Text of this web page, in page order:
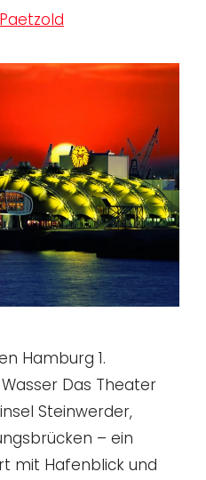
Hamburg 1.
Das Theater
Steinwerder,
– ein
mit Hafenblick und